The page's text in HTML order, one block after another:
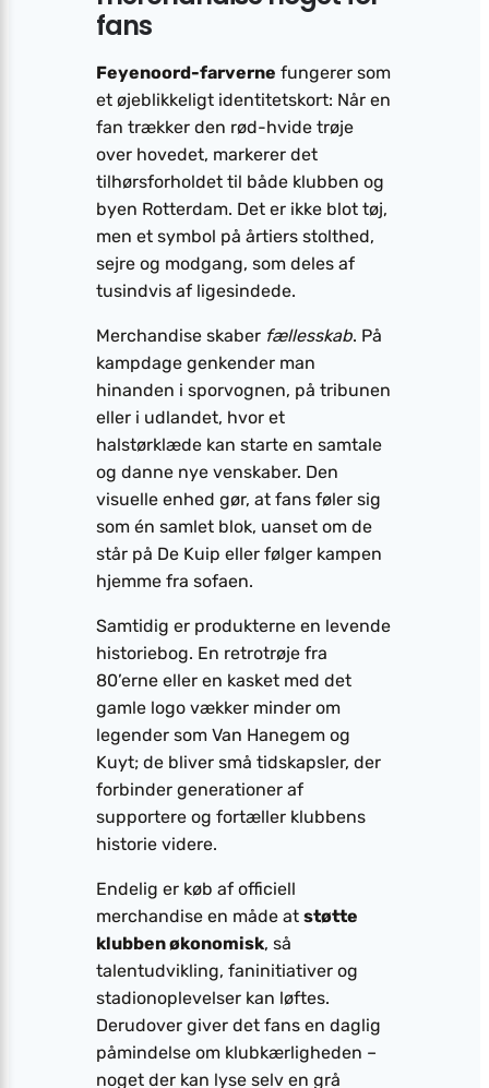
fans
Feyenoord-farverne fungerer som
et øjeblikkeligt identitetskort: Når en
fan trækker den rød-hvide trøje
over hovedet, markerer det
tilhørsforholdet til både klubben og
byen Rotterdam. Det er ikke blot tøj,
men et symbol på årtiers stolthed,
sejre og modgang, som deles af
tusindvis af ligesindede.
Merchandise skaber fællesskab. På
kampdage genkender man
hinanden i sporvognen, på tribunen
eller i udlandet, hvor et
halstørklæde kan starte en samtale
og danne nye venskaber. Den
visuelle enhed gør, at fans føler sig
som én samlet blok, uanset om de
står på De Kuip eller følger kampen
hjemme fra sofaen.
Samtidig er produkterne en levende
historiebog. En retrotrøje fra
80’erne eller en kasket med det
gamle logo vækker minder om
legender som Van Hanegem og
Kuyt; de bliver små tidskapsler, der
forbinder generationer af
supportere og fortæller klubbens
historie videre.
Endelig er køb af officiell
merchandise en måde at støtte
klubben økonomisk, så
talentudvikling, faninitiativer og
stadionoplevelser kan løftes.
Derudover giver det fans en daglig
påmindelse om klubkærligheden –
noget der kan lyse selv en grå